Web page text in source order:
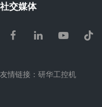
社交媒体
Facebook
LinkedInYoutube
友情链接： 研华工控机